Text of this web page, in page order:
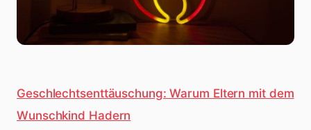
Geschlechtsenttäuschung: Warum Eltern mit dem
Wunschkind Hadern